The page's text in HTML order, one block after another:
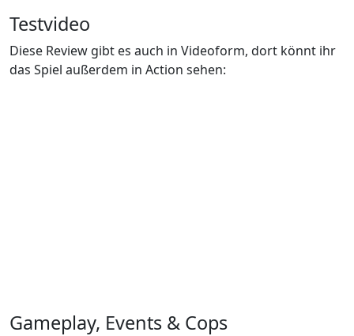
Testvideo
Diese Review gibt es auch in Videoform, dort könnt ihr
das Spiel außerdem in Action sehen:
Gameplay, Events & Cops